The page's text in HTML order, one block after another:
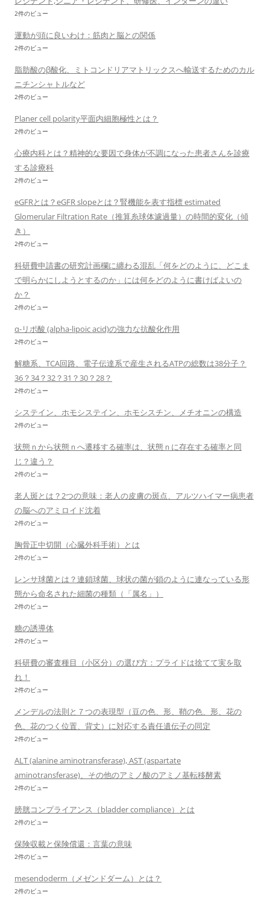
2件のビュー
運動が頭に良いわけ：筋肉と脳との関係
2件のビュー
脂肪酸のβ酸化、ミトコンドリアマトリックスへ輸送するためのカル
ニチンシャトルなど
2件のビュー
Planer cell polarity平面内細胞極性とは？
2件のビュー
心療内科とは？精神的な要因で身体が不調になった患者さんを診療
する診療科
2件のビュー
eGFRとは？eGFR slopeとは？腎機能を表す指標 estimated
Glomerular Filtration Rate（推算糸球体濾過量）の時間的変化（傾
き）
2件のビュー
科研費申請書の研究計画欄に纏わる混乱「何をどのように、どこま
で明らかにしようとするのか」には何をどのように書けばよいの
か？
2件のビュー
α-リポ酸 (alpha-lipoic acid)の強力な抗酸化作用
2件のビュー
解糖系、TCA回路、電子伝達系で産生されるATPの総数は38分子？
36？34？32？31？30？28？
2件のビュー
システイン、ホモシステイン、ホモシスチン、メチオニンの構造
2件のビュー
状態ｎから状態ｎへ遷移する確率は、状態ｎに存在する確率と同
じ？違う？
2件のビュー
老人斑とは？2つの意味：老人の皮膚の斑点、アルツハイマー病患者
の脳へのアミロイド沈着
2件のビュー
胸骨正中切開（心臓外科手術）とは
2件のビュー
レンサ球菌とは？連鎖球菌、球状の菌が鎖のように連なっている形
態から命名された細菌の種類（「属名」）
2件のビュー
糖の誘導体
2件のビュー
科研費の審査種目（小区分）の選び方：プライドは捨てて実を取
れ！
2件のビュー
メンデルの法則と７つの表現型（豆の色、形、鞘の色、形、花の
色、花のつく位置、背丈）に対応する責任遺伝子の同定
2件のビュー
ALT (alanine aminotransferase), AST (aspartate
aminotransferase)、その他のアミノ酸のアミノ基転移酵素
2件のビュー
膀胱コンプライアンス（bladder compliance）とは
2件のビュー
保険収載と保険償還：言葉の意味
2件のビュー
mesendoderm（メゼンドダーム）とは？
2件のビュー